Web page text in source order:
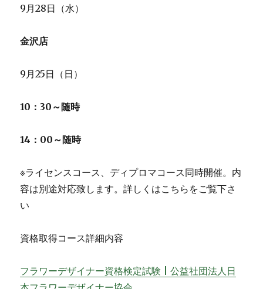
9月28日（水）
金沢店
9月25日（日）
10：30～随時
14：00～随時
※ライセンスコース、ディプロマコース同時開催。内
容は別途対応致します。詳しくはこちらをご覧下さ
い
資格取得コース詳細内容
フラワーデザイナー資格検定試験 | 公益社団法人日